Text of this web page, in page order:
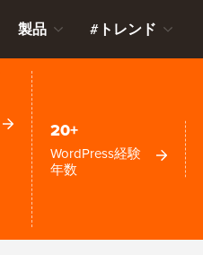
製品 #トレンド
20+
WordPress経験
年数